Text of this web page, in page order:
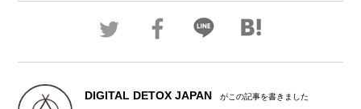
DIGITAL DETOX JAPAN がこの記事を書きました